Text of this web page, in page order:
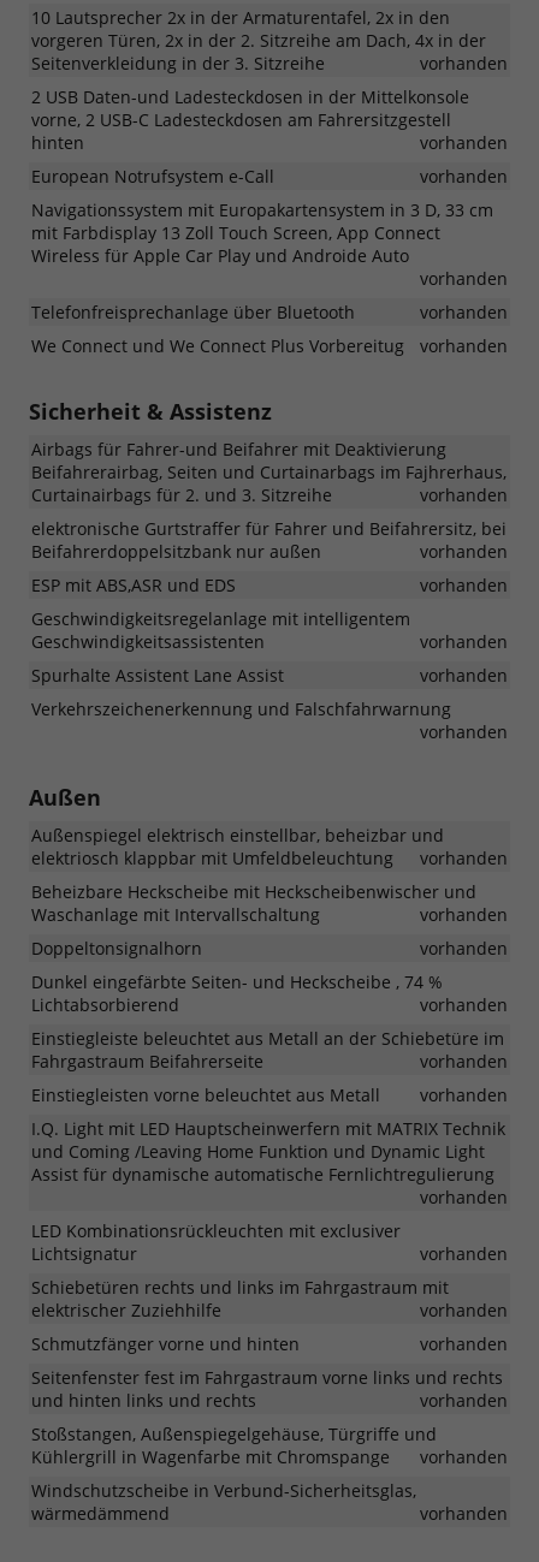
10 Lautsprecher 2x in der Armaturentafel, 2x in den
vorgeren Türen, 2x in der 2. Sitzreihe am Dach, 4x in der
Seitenverkleidung in der 3. Sitzreihe
vorhanden
2 USB Daten-und Ladesteckdosen in der Mittelkonsole
vorne, 2 USB-C Ladesteckdosen am Fahrersitzgestell
hinten
vorhanden
European Notrufsystem e-Call
vorhanden
Navigationssystem mit Europakartensystem in 3 D, 33 cm
mit Farbdisplay 13 Zoll Touch Screen, App Connect
Wireless für Apple Car Play und Androide Auto
vorhanden
Telefonfreisprechanlage über Bluetooth
vorhanden
We Connect und We Connect Plus Vorbereitug
vorhanden
Sicherheit & Assistenz
Airbags für Fahrer-und Beifahrer mit Deaktivierung
Beifahrerairbag, Seiten und Curtainarbags im Fajhrerhaus,
Curtainairbags für 2. und 3. Sitzreihe
vorhanden
elektronische Gurtstraffer für Fahrer und Beifahrersitz, bei
Beifahrerdoppelsitzbank nur außen
vorhanden
ESP mit ABS,ASR und EDS
vorhanden
Geschwindigkeitsregelanlage mit intelligentem
Geschwindigkeitsassistenten
vorhanden
Spurhalte Assistent Lane Assist
vorhanden
Verkehrszeichenerkennung und Falschfahrwarnung
vorhanden
Außen
Außenspiegel elektrisch einstellbar, beheizbar und
elektriosch klappbar mit Umfeldbeleuchtung
vorhanden
Beheizbare Heckscheibe mit Heckscheibenwischer und
Waschanlage mit Intervallschaltung
vorhanden
Doppeltonsignalhorn
vorhanden
Dunkel eingefärbte Seiten- und Heckscheibe , 74 %
Lichtabsorbierend
vorhanden
Einstiegleiste beleuchtet aus Metall an der Schiebetüre im
Fahrgastraum Beifahrerseite
vorhanden
Einstiegleisten vorne beleuchtet aus Metall
vorhanden
I.Q. Light mit LED Hauptscheinwerfern mit MATRIX Technik
und Coming /Leaving Home Funktion und Dynamic Light
Assist für dynamische automatische Fernlichtregulierung
vorhanden
LED Kombinationsrückleuchten mit exclusiver
Lichtsignatur
vorhanden
Schiebetüren rechts und links im Fahrgastraum mit
elektrischer Zuziehhilfe
vorhanden
Schmutzfänger vorne und hinten
vorhanden
Seitenfenster fest im Fahrgastraum vorne links und rechts
und hinten links und rechts
vorhanden
Stoßstangen, Außenspiegelgehäuse, Türgriffe und
Kühlergrill in Wagenfarbe mit Chromspange
vorhanden
Windschutzscheibe in Verbund-Sicherheitsglas,
wärmedämmend
vorhanden